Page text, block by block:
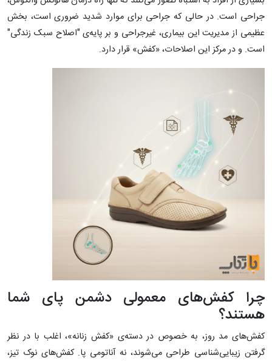
جراحی است. در حالی که جراحی برای موارد شدید ضروری است، بخش
عظیمی از مدیریت این بیماری، غیرجراحی و بر پایه‌ی "اصلاح سبک زندگی"
است. و در مرکز این اصلاحات، «کفش» قرار دارد.
چرا کفش‌های معمولی دشمن پای شما
هستند؟
کفش‌های مد روز، به خصوص در دسته‌ی «کفش زنانه»، اغلب با در نظر
گرفتن زیبایی‌شناسی طراحی می‌شوند، نه آناتومی پا. کفش‌های نوک تیز،